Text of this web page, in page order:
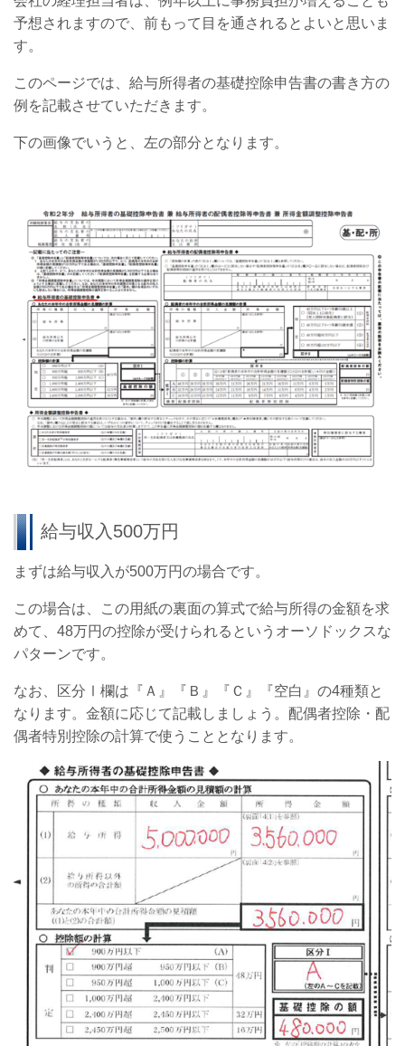
予想されますので、前もって目を通されるとよいと思いま
す。
このページでは、給与所得者の基礎控除申告書の書き方の
例を記載させていただきます。
下の画像でいうと、左の部分となります。
給与収入500万円
まずは給与収入が500万円の場合です。
この場合は、この用紙の裏面の算式で給与所得の金額を求
めて、48万円の控除が受けられるというオーソドックスな
パターンです。
なお、区分Ⅰ欄は『Ａ』『Ｂ』『Ｃ』『空白』の4種類と
なります。金額に応じて記載しましょう。配偶者控除・配
偶者特別控除の計算で使うこととなります。